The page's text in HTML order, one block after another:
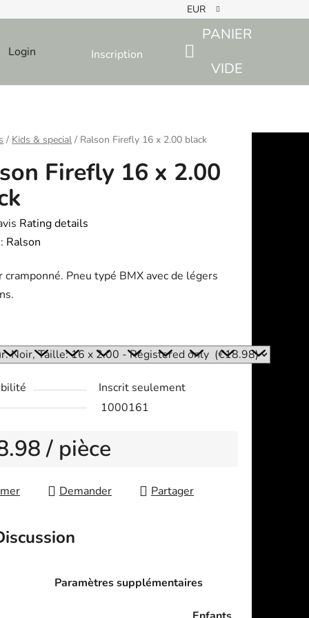
EUR
Login Inscription
SHOPPING
PANIER
VIDE
/ Kids & special / Ralson Firefly 16 x 2.00 black
Firefly 16 x 2.00
Rating details
Ralson
cramponné. Pneu typé BMX avec de légers
Inscrit seulement
1000161
/ pièce
Demander Partager
Paramètres supplémentaires